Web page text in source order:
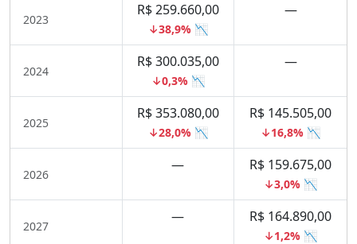
2023
R$ 259.660,00
↓38,9% 📉
—
2024
R$ 300.035,00
↓0,3% 📉
—
2025
R$ 353.080,00
↓28,0% 📉
R$ 145.505,00
↓16,8% 📉
2026
— R$ 159.675,00
↓3,0% 📉
2027
— R$ 164.890,00
↓1,2% 📉